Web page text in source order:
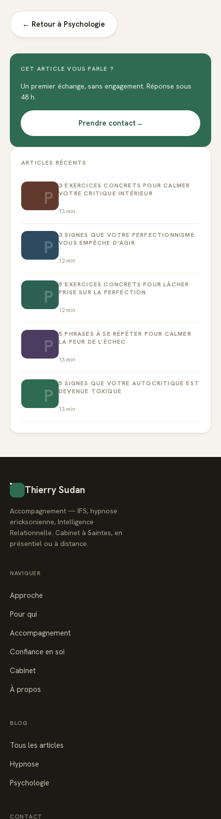
← Retour à Psychologie
CET ARTICLE VOUS PARLE ?
Un premier échange, sans engagement. Réponse sous
48 h.
Prendre contact→
ARTICLES RÉCENTS
P
3 EXERCICES CONCRETS POUR CALMER
VOTRE CRITIQUE INTÉRIEUR
13 min
P
3 SIGNES QUE VOTRE PERFECTIONNISME
VOUS EMPÊCHE D’AGIR
12 min
P
5 EXERCICES CONCRETS POUR LÂCHER
PRISE SUR LA PERFECTION
12 min
P
5 PHRASES À SE RÉPÉTER POUR CALMER
LA PEUR DE L’ÉCHEC
13 min
P
5 SIGNES QUE VOTRE AUTOCRITIQUE EST
DEVENUE TOXIQUE
13 min
Thierry Sudan
Accompagnement — IFS, hypnose
ericksonienne, Intelligence
Relationnelle. Cabinet à Saintes, en
présentiel ou à distance.
NAVIGUER
Approche
Pour qui
Accompagnement
Confiance en soi
Cabinet
À propos
BLOG
Tous les articles
Hypnose
Psychologie
CONTACT